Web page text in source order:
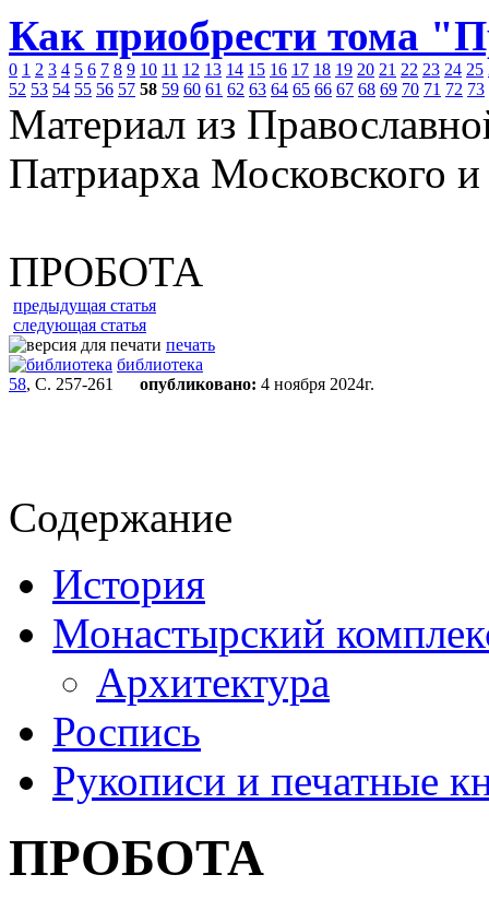
Как приобрести тома
0 1 2 3 4 5 6 7 8 9 10 11 12 13 14 15 16 17 18 19 20 21 22 23 24 25
52 53 54 55 56 57 58 59 60 61 62 63 64 65 66 67 68 69 70 71 72 73
Материал из
Патриарха Московского
ПРОБОТА
предыдущая статья
следующая статья
печать
библиотека
58, С. 257-261 опубликовано: 4 ноября 2024г.
Содержание
История
Монастырский
Архитектура
Роспись
Рукописи и печатные
ПРОБОТА